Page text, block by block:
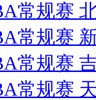
常规赛
常规赛
常规赛
常规赛